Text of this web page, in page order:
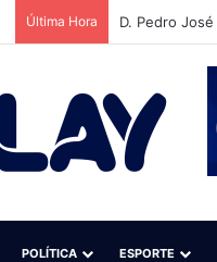
Última Hora Instituto
POLÍTICA ESPORTE